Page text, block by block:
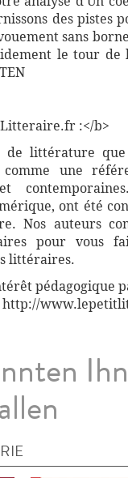
des pistes
sans
le tour de
:</b>
de littérature
une
ont été
Nos auteurs
pour vous
littéraires.
pédagogique
http://